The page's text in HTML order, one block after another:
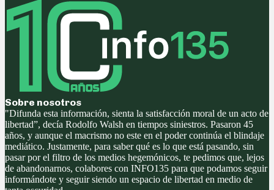
Sobre nosotros
"Difunda esta información, sienta la satisfacción moral de un acto de
libertad”, decía Rodolfo Walsh en tiempos siniestros. Pasaron 45
años, y aunque el macrismo no este en el poder continúa el blindaje
mediático. Justamente, para saber qué es lo que está pasando, sin
pasar por el filtro de los medios hegemónicos, te pedimos que, lejos
de abandonarnos, colabores con INFO135 para que podamos seguir
informándote y seguir siendo un espacio de libertad en medio de